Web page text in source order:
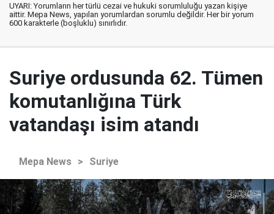
UYARI: Yorumların her türlü cezai ve hukuki sorumluluğu yazan kişiye
aittir. Mepa News, yapılan yorumlardan sorumlu değildir. Her bir yorum
600 karakterle (boşluklu) sınırlıdır.
Suriye ordusunda 62. Tümen
komutanlığına Türk
vatandaşı isim atandı
Mepa News > Suriye